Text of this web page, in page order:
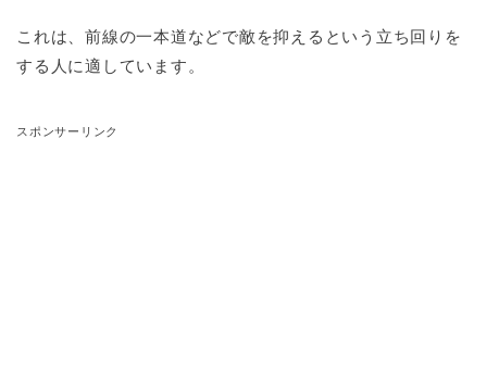
これは、前線の一本道などで敵を抑えるという立ち回りを
する人に適しています。
スポンサーリンク